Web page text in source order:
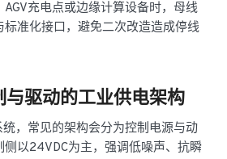
充电点或边缘计算设备时，母线
准化接口，避免二次改造造成停线
与驱动的工业供电架构
，常见的架构会分为控制电源与动
以24VDC为主，强调低噪声、抗瞬